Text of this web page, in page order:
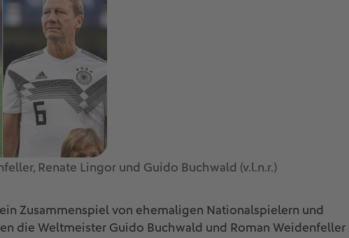
Renate Lingor und Guido Buchwald (v.l.n.r.)
Zusammenspiel von ehemaligen Nationalspielern und
die Weltmeister Guido Buchwald und Roman Weidenfeller